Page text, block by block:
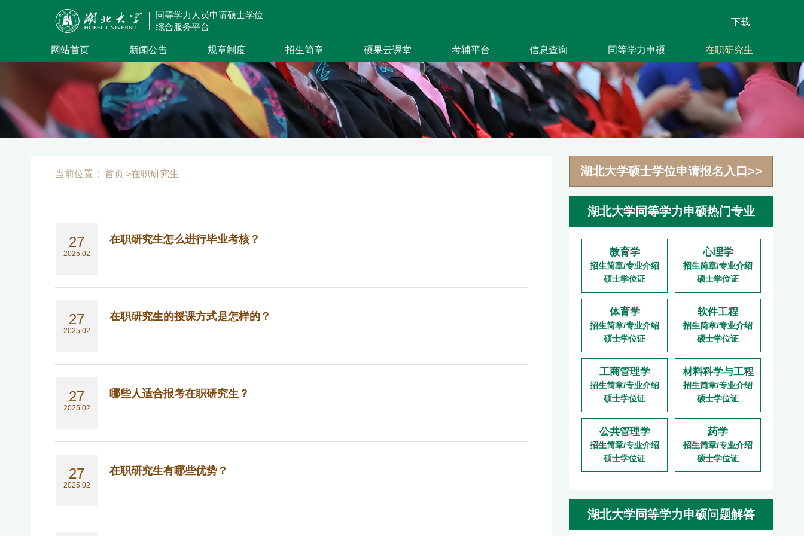
同等学力人员申请硕士学位
综合服务平台
下载
网站首页 新闻公告 规章制度 招生简章 硕果云课堂 考辅平台 信息查询 同等学力申硕 在职研究生
湖北大学硕士学位申请报名入口>>
湖北大学同等学力申硕热门专业
教育学
招生简章/专业介绍
硕士学位证
心理学
招生简章/专业介绍
硕士学位证
体育学
招生简章/专业介绍
硕士学位证
软件工程
招生简章/专业介绍
硕士学位证
工商管理学
招生简章/专业介绍
硕士学位证
材料科学与工程
招生简章/专业介绍
硕士学位证
公共管理学
招生简章/专业介绍
硕士学位证
药学
招生简章/专业介绍
硕士学位证
湖北大学同等学力申硕问题解答
当前位置： 首页>在职研究生
27
2025.02
在职研究生怎么进行毕业考核？
27
2025.02
在职研究生的授课方式是怎样的？
27
2025.02
哪些人适合报考在职研究生？
27
2025.02
在职研究生有哪些优势？